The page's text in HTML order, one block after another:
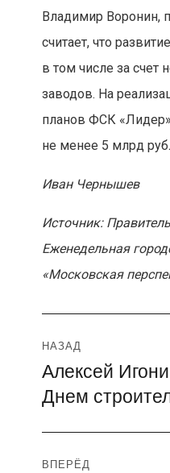
Владимир Воронин,
считает, что
в том числе за
заводов. На
планов ФСК
не менее 5 млрд
Иван Чернышев
Источник:
Еженедельная
«Московская
Навигация
по
записям
НАЗАД
Предыдущая
запись:
Алексей
Днем
ВПЕРЁД